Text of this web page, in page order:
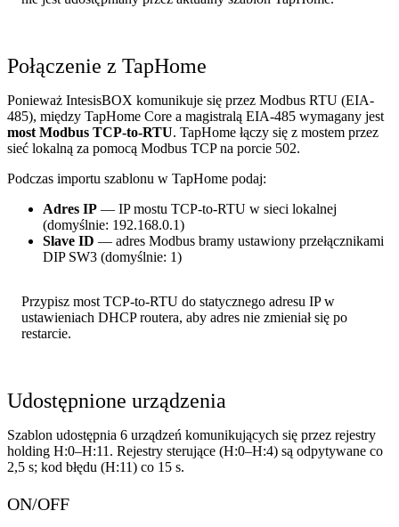
Połączenie z TapHome
Ponieważ IntesisBOX komunikuje się przez Modbus RTU (EIA-
485), między TapHome Core a magistralą EIA-485 wymagany jest
most Modbus TCP-to-RTU. TapHome łączy się z mostem przez
sieć lokalną za pomocą Modbus TCP na porcie 502.
Podczas importu szablonu w TapHome podaj:
Adres IP — IP mostu TCP-to-RTU w sieci lokalnej
(domyślnie: 192.168.0.1)
Slave ID — adres Modbus bramy ustawiony przełącznikami
DIP SW3 (domyślnie: 1)
Przypisz most TCP-to-RTU do statycznego adresu IP w
ustawieniach DHCP routera, aby adres nie zmieniał się po
restarcie.
Udostępnione urządzenia
Szablon udostępnia 6 urządzeń komunikujących się przez rejestry
holding H:0–H:11. Rejestry sterujące (H:0–H:4) są odpytywane co
2,5 s; kod błędu (H:11) co 15 s.
ON/OFF